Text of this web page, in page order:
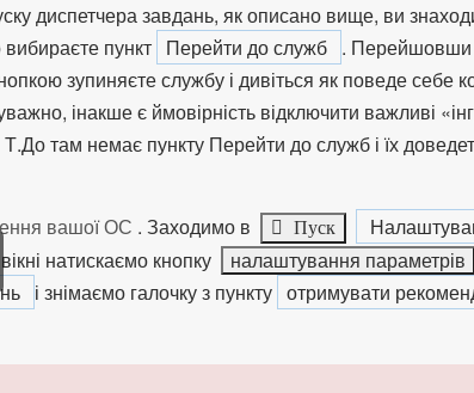
диспетчера завдань, як описано вище, ви
вибираєте пункт Перейти до служб . Перейшовши
зупиняєте службу і дивіться як поведе себе
інакше є ймовірність відключити важливі
там немає пункту Перейти до служб і їх
вашої ОС . Заходимо в Пуск
натискаємо кнопку налаштування параметрів
і знімаємо галочку з пункту отримувати